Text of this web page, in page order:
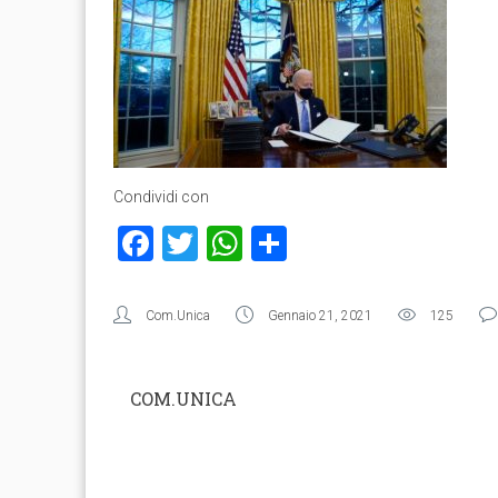
Condividi con
Facebook
TwitterWhatsApp
Com.Unica Gennaio 21, 2021 125
COM.UNICA